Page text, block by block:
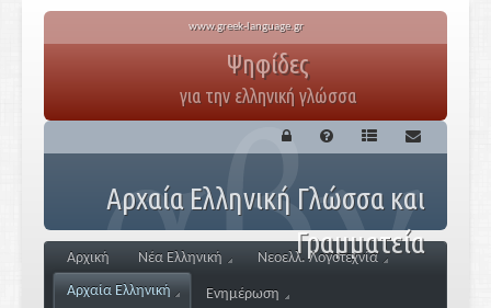
www.greek-language.gr
Ψηφίδες
για την ελληνική γλώσσα
Αρχαία Ελληνική Γλώσσα και
Γραμματεία
Αρχική Νέα Ελληνική
Νεοελλ. Λογοτεχνία
Αρχαία Ελληνική
Ενημέρωση